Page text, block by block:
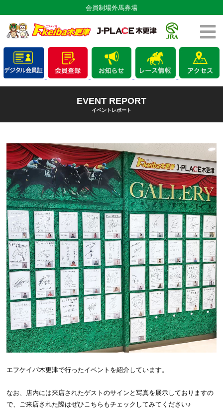
会員制場外馬券場
EVENT REPORT
イベントレポート
エフケイバ木更津で行ったイベントを紹介しています。
なお、店内には来店されたゲストのサインと写真を展示しておりますの
で、ご来店された際はぜひこちらもチェックしてみてください♪